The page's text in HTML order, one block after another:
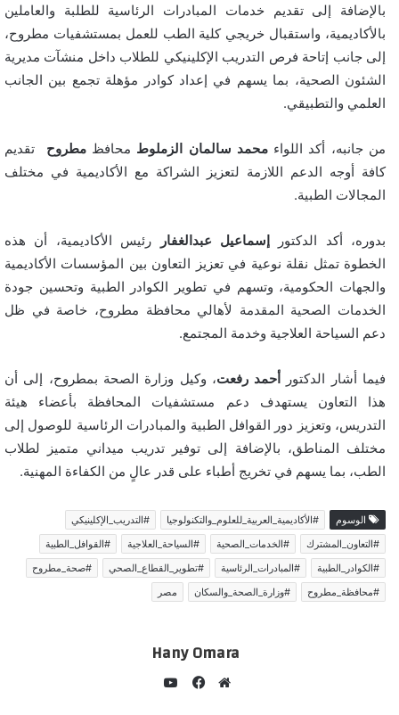
بالإضافة إلى تقديم خدمات المبادرات الرئاسية للطلبة والعاملين
بالأكاديمية، واستقبال خريجي كلية الطب للعمل بمستشفيات مطروح،
إلى جانب إتاحة فرص التدريب الإكلينيكي للطلاب داخل منشآت مديرية
الشئون الصحية، بما يسهم في إعداد كوادر مؤهلة تجمع بين الجانب
العلمي والتطبيقي.
من جانبه، أكد اللواءمحمد سالمان الزملوط محافظمطروح تقديم
كافة أوجه الدعم اللازمة لتعزيز الشراكة مع الأكاديمية في مختلف
المجالات الطبية.
بدوره، أكد الدكتورإسماعيل عبدالغفار
رئيس الأكاديمية، أن هذه
الخطوة تمثل نقلة نوعية في تعزيز التعاون بين المؤسسات الأكاديمية
والجهات الحكومية، وتسهم في تطوير الكوادر الطبية وتحسين جودة
الخدمات الصحية المقدمة لأهالي محافظة مطروح، خاصة في ظل
دعم السياحة العلاجية وخدمة المجتمع.
فيما أشار الدكتور أحمد رفعت، وكيل وزارة الصحة بمطروح، إلى أن
هذا التعاون يستهدف دعم مستشفيات المحافظة بأعضاء هيئة
التدريس، وتعزيز دور القوافل الطبية والمبادرات الرئاسية للوصول إلى
مختلف المناطق، بالإضافة إلى توفير تدريب ميداني متميز لطلاب
الطب، بما يسهم في تخريج أطباء على قدر عالٍ من الكفاءة المهنية.
الوسوم #الأكاديمية_العربية_للعلوم_والتكنولوجيا
#التدريب_الإكلينيكي
#التعاون_المشترك
#الخدمات_الصحية #السياحة_العلاجية
#القوافل_الطبية
#الكوادر_الطبية
#المبادرات_الرئاسية #تطوير_القطاع_الصحي
#صحة_مطروح
#محافظة_مطروح
#وزارة_الصحة_والسكان مصر
Hany Omara